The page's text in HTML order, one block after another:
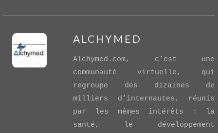
ALCHYMED
Alchymed.com, c’est une
communauté virtuelle, qui
regroupe des dizaines de
milliers d’internautes, réunis
par les mêmes intérêts : la
santé, le développement